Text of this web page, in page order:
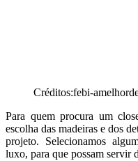
Créditos:febi-
Para quem procura um
escolha das madeiras e dos
projeto. Selecionamos
luxo, para que possam servir